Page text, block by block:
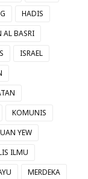
HADIS
AL BASRI
ISRAEL
KOMUNIS
YEW
ILMU
MERDEKA